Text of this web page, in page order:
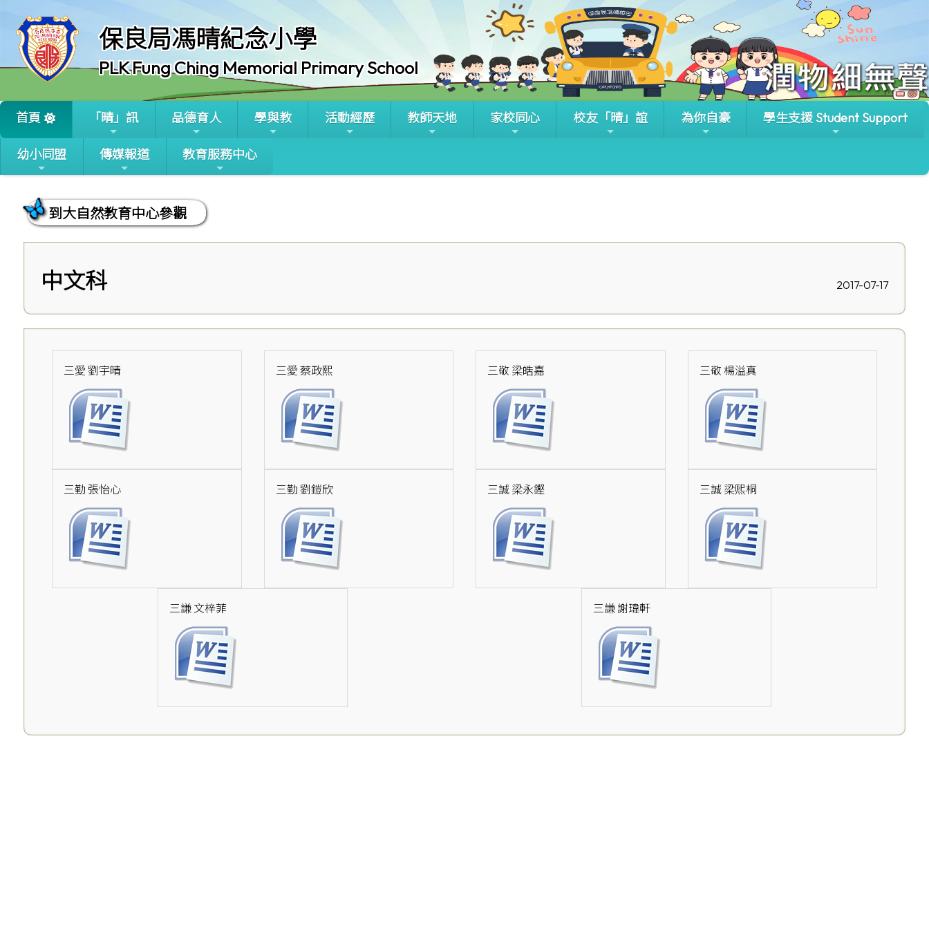
保良局馮晴紀念小學
PLK Fung Ching Memorial Primary School
首頁 「晴」訊 品德育人 學與教 活動經歷 教師天地 家校同心 校友「晴」誼 為你自豪 學生支援 Student Support
幼小同盟 傳媒報道 教育服務中心
到大自然教育中心參觀
中文科 2017-07-17
三愛 劉宇晴 三愛 蔡政熙 三敬 梁皓嘉 三敬 楊溢真
三勤 張怡心 三勤 劉鎧欣 三誠 梁永鏗 三誠 梁熙桐
三謙 文梓菲 三謙 謝瑋軒